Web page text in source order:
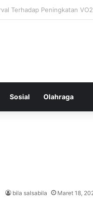
Hubungan Antara
Sosial Olahraga
bila salsabila Maret 18,